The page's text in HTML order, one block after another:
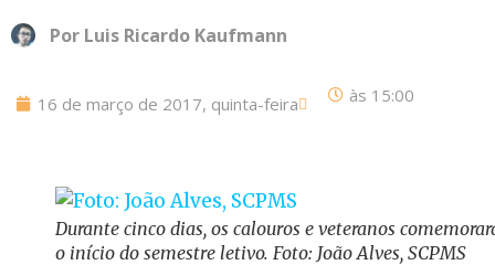
Por Luis Ricardo Kaufmann
16 de março de 2017, quinta-feira às 15:00
Durante cinco dias, os calouros e veteranos
o início do semestre letivo. Foto: João Alves, SCPMS